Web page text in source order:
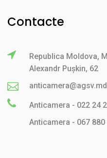
Contacte
Republica Moldova,
Alexandr Pușkin, 62
anticamera@agsv.md
Anticamera - 022 24
Anticamera - 067 880